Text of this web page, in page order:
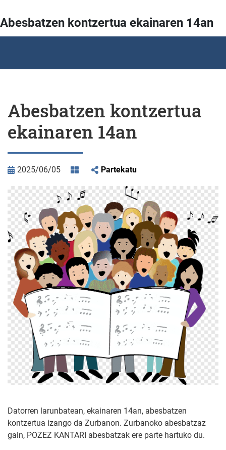
Abesbatzen kontzertua ekainaren 14an
Abesbatzen kontzertua
ekainaren 14an
2025/06/05 Partekatu
Datorren larunbatean, ekainaren 14an, abesbatzen
kontzertua izango da Zurbanon. Zurbanoko abesbatzaz
gain, POZEZ KANTARI abesbatzak ere parte hartuko du.